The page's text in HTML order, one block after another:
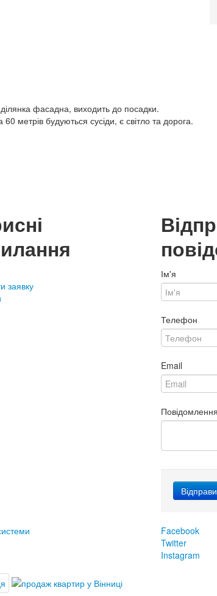
фасадна, виходить до посадки.
метрів будуються сусіди, є світло та дорога.
заявку
Ім'я
Телефон
Email
Повідомлення
Facebook
Twitter
Instagram